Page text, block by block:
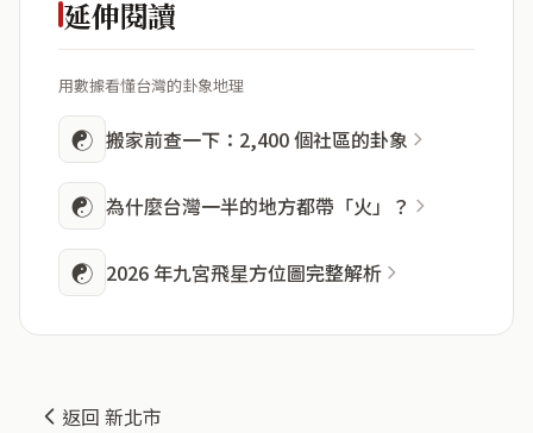
延伸閱讀
用數據看懂台灣的卦象地理
☯ 搬家前查一下：2,400 個社區的卦象
☯ 為什麼台灣一半的地方都帶「火」？
☯ 2026 年九宮飛星方位圖完整解析
返回 新北市